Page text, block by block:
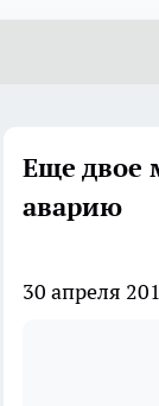
Еще двое
аварию
30 апреля